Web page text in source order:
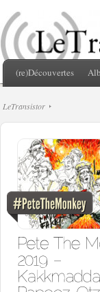
(re)Découvertes
LeTransistor